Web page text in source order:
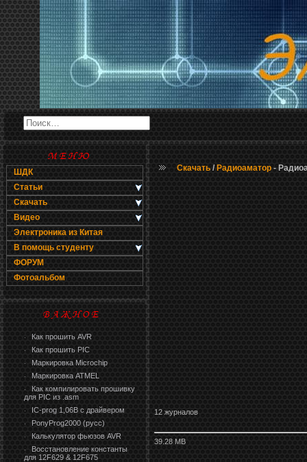
ШДК
Статьи
Скачать
Видео
Электроника из Китая
В помощь студенту
ФОРУМ
Фотоальбом
· Как прошить AVR
· Как прошить PIC
· Маркировка Microchip
· Маркировка ATMEL
·
Как компилировать прошивку
для PIC из .asm
· IC-prog 1,06В с драйвером
· PonyProg2000 (русс)
· Калькулятор фьюзов AVR
·
Восстановление константы
для 12F629 & 12F675
Скачать / Радиоаматор -
12 журналов
39.28 MB